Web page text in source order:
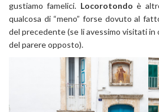
gustiamo famelici. Locorotondo è
qualcosa di “meno” forse dovuto al
del precedente (se li avessimo visitati in
del parere opposto).